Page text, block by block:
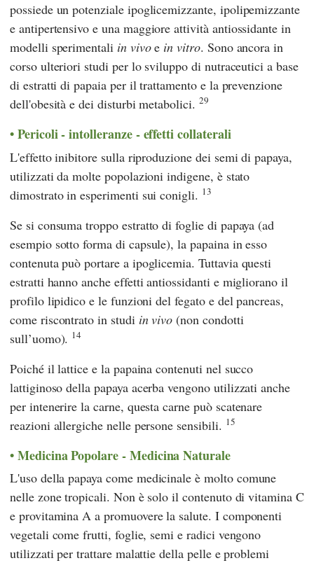
possiede un potenziale ipoglicemizzante, ipolipemizzante
e antipertensivo e una maggiore attività antiossidante in
modelli sperimentali in vivoe in vitro. Sono ancora in
corso ulteriori studi per lo sviluppo di nutraceutici a base
di estratti di papaia per il trattamento e la prevenzione
dell'obesità e dei disturbi metabolici. 29
Pericoli - intolleranze - effetti collaterali
L'effetto inibitore sulla riproduzione dei semi di papaya,
utilizzati da molte popolazioni indigene, è stato
dimostrato in esperimenti sui conigli. 13
Se si consuma troppo estratto di foglie di papaya (ad
esempio sotto forma di capsule), la papaina in esso
contenuta può portare a ipoglicemia. Tuttavia questi
estratti hanno anche effetti antiossidanti e migliorano il
profilo lipidico e le funzioni del fegato e del pancreas,
come riscontrato in studi in vivo (non condotti
sull’uomo). 14
Poiché il lattice e la papaina contenuti nel succo
lattiginoso della papaya acerba vengono utilizzati anche
per intenerire la carne, questa carne può scatenare
reazioni allergiche nelle persone sensibili. 15
Medicina Popolare - Medicina Naturale
L'uso della papaya come medicinale è molto comune
nelle zone tropicali. Non è solo il contenuto di vitamina C
e provitamina A a promuovere la salute. I componenti
vegetali come frutti, foglie, semi e radici vengono
utilizzati per trattare malattie della pelle e problemi